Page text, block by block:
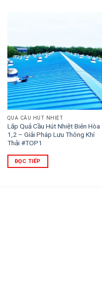
QUẢ CẦU HÚT NHIỆT
Lắp Quả Cầu Hút Nhiệt Biên Hòa
1,2 – Giải Pháp Lưu Thông Khí
Thải #TOP1
ĐỌC TIẾP